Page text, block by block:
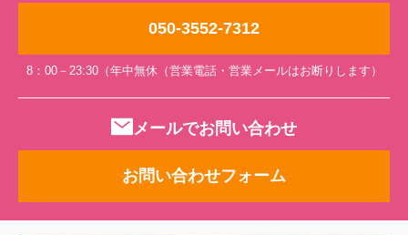
050-3552-7312
8：00－23:30（年中無休（営業電話・営業メールはお断りします）
メールでお問い合わせ
お問い合わせフォーム